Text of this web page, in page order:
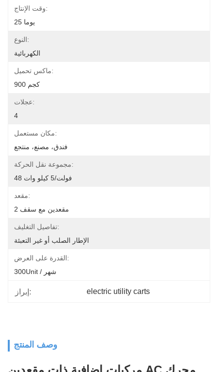
وقت الإنتاج:
25 يوما
النوع:
الكهربائية
ماكس تحميل:
900 كجم
عجلات:
4
مكان مستعمل:
فندق، مصنع، منتجع
مجموعة نقل الحركة:
48 فولت/5 كيلو وات
مقعد:
2 مقعدين مع سقف
تفاصيل التغليف:
الإطار الصلب أو غير التعبئة
القدرة على العرض:
300Unit / شهر
إبراز: electric utility carts
وصف المنتج